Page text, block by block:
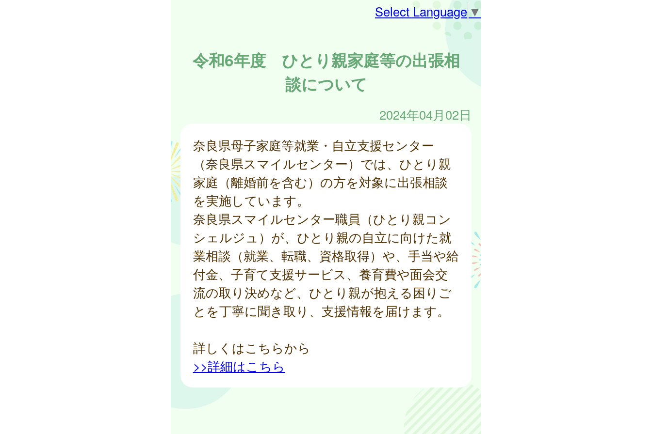
Select Language ▼
令和6年度 ひとり親家庭等の出張相
談について
2024年04月02日
奈良県母子家庭等就業・自立支援センター
（奈良県スマイルセンター）では、ひとり親
家庭（離婚前を含む）の方を対象に出張相談
を実施しています。
奈良県スマイルセンター職員（ひとり親コン
シェルジュ）が、ひとり親の自立に向けた就
業相談（就業、転職、資格取得）や、手当や給
付金、子育て支援サービス、養育費や面会交
流の取り決めなど、ひとり親が抱える困りご
とを丁寧に聞き取り、支援情報を届けます。
詳しくはこちらから
>>詳細はこちら